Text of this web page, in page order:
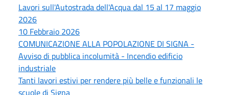
Lavori sull'Autostrada dell'Acqua dal 15 al 17 maggio
2026
10 Febbraio 2026
COMUNICAZIONE ALLA POPOLAZIONE DI SIGNA -
Avviso di pubblica incolumità - Incendio edificio
industriale
Tanti lavori estivi per rendere più belle e funzionali le
scuole di Signa